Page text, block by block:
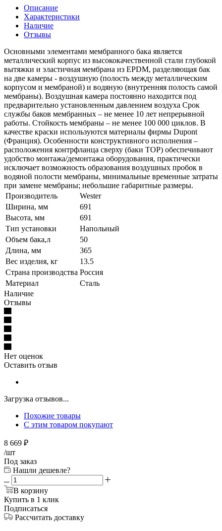
Описание
Характеристики
Наличие
Отзывы
Основными элементами мембранного бака является
металлический корпус из высококачественной стали глубокой
вытяжки и эластичная мембрана из ЕPDМ, разделяющая бак
на две камеры - воздушную (полость между металлическим
корпусом и мембраной) и водяную (внутренняя полость самой
мембраны). Воздушная камера постоянно находится под
предварительно установленным давлением воздуха Срок
службы баков мембранных – не менее 10 лет непрерывной
работы. Стойкость мембраны – не менее 100 000 циклов. В
качестве краски используются материалы фирмы Dupont
(Франция). Особенности конструктивного исполнения –
расположения контрфланца сверху (баки ТОР) обеспечивают
удобство монтажа/демонтажа оборудования, практически
исключает возможность образования воздушных пробок в
водяной полости мембраны, минимальные временные затраты
при замене мембраны; небольшие габаритные размеры.
Производитель
Wester
Ширина, мм
691
Высота, мм
691
Тип установки
Напольный
Объем бака,л
50
Длина, мм
365
Вес изделия, кг
13.5
Страна производства Россия
Материал
Сталь
Наличие
Отзывы
Нет оценок
Оставить отзыв
Загрузка отзывов...
Похожие товары
С этим товаром покупают
8 669 ₽
/шт
Под заказ
Нашли дешевле?
В корзину
Купить в 1 клик
Подписаться
Рассчитать доставку